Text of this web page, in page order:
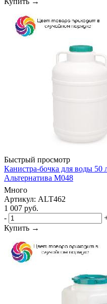
Быстрый просмотр
Канистра-бочка для воды 50
Альтернатива М048
Много
Артикул: ALT462
1 007 руб.
-
Купить →